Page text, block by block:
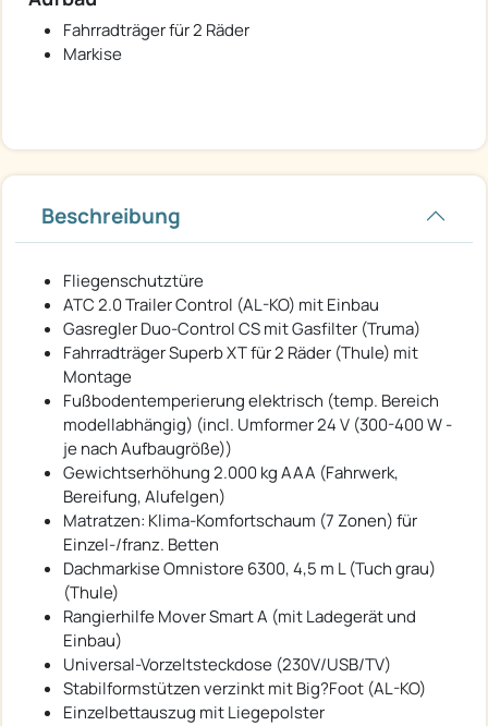
Fahrradträger für 2 Räder
Markise
Beschreibung
Fliegenschutztüre
ATC 2.0 Trailer Control (AL-KO) mit Einbau
Gasregler Duo-Control CS mit Gasfilter (Truma)
Fahrradträger Superb XT für 2 Räder (Thule) mit
Montage
Fußbodentemperierung elektrisch (temp. Bereich
modellabhängig) (incl. Umformer 24 V (300-400 W -
je nach Aufbaugröße))
Gewichtserhöhung 2.000 kg AAA (Fahrwerk,
Bereifung, Alufelgen)
Matratzen: Klima-Komfortschaum (7 Zonen) für
Einzel-/franz. Betten
Dachmarkise Omnistore 6300, 4,5 m L (Tuch grau)
(Thule)
Rangierhilfe Mover Smart A (mit Ladegerät und
Einbau)
Universal-Vorzeltsteckdose (230V/USB/TV)
Stabilformstützen verzinkt mit Big?Foot (AL-KO)
Einzelbettauszug mit Liegepolster